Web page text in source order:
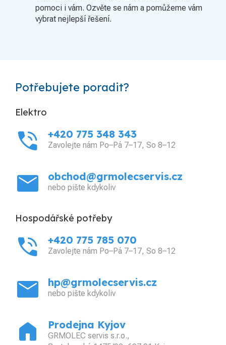
pomoci i vám. Ozvěte se nám a pomůžeme vám
vybrat nejlepší řešení.
Potřebujete poradit?
Elektro
phone_in_talk +420 775 348 343
Zavolejte nám Po–Pá 7–17, So 8–12
mail obchod@grmolecservis.cz
nebo pište kdykoliv
Hospodářské potřeby
phone_in_talk +420 775 785 070
Zavolejte nám Po–Pá 7–17, So 8–12
mail hp@grmolecservis.cz
nebo pište kdykoliv
home Prodejna Kyjov
GRMOLEC servis s.r.o.,